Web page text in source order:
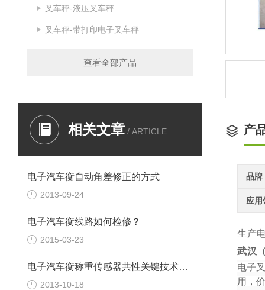
叉车秤-液压叉车秤
叉车秤-带打印电子叉车秤
查看全部产品
相关文章 / ARTICLE
电子汽车衡自动角差修正的方式
2013-09-24
电子汽车衡线路如何检修？
2015-03-23
电子汽车衡称重传感器共性关键技术与工艺研究
2013-10-18
产
品牌
应用
生产
武汉
电子
用，